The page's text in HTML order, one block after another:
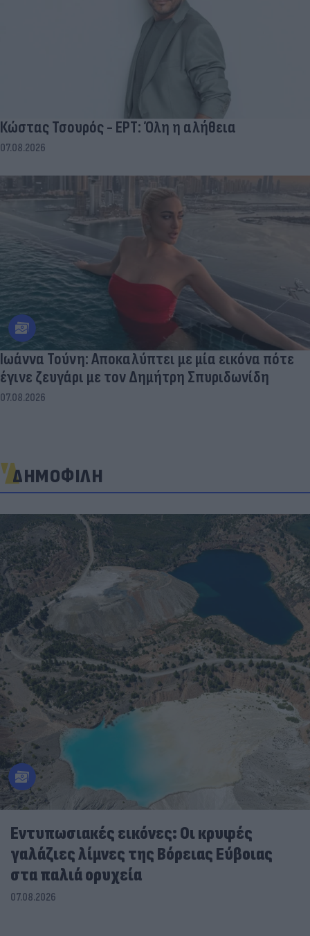
Κώστας Τσουρός - ΕΡΤ: Όλη η αλήθεια
07.08.2026
Ιωάννα Τούνη: Αποκαλύπτει με μία εικόνα πότε
έγινε ζευγάρι με τον Δημήτρη Σπυριδωνίδη
07.08.2026
ΔΗΜΟΦΙΛΗ
Εντυπωσιακές εικόνες: Οι κρυφές
γαλάζιες λίμνες της Βόρειας Εύβοιας
στα παλιά ορυχεία
07.08.2026